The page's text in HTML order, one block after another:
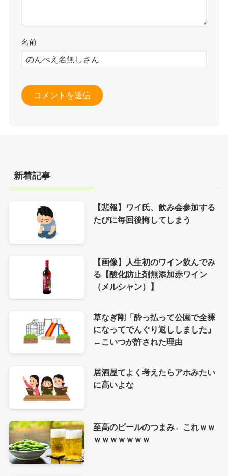
名前
新着記事
【悲報】ワイ氏、飲み会参加する
たびに毎回後悔してしまう
【画像】人生初のワイン飲んでみ
る【酸化防止剤無添加赤ワイン
（メルシャン）】
草なぎ剛「酔っ払って公園で全裸
になってでんぐり返ししました」
←こいつが許された理由
居酒屋てよく考えたらアホみたい
に高いよな
至高のビールのつまみ←これｗｗ
ｗｗｗｗｗｗｗ